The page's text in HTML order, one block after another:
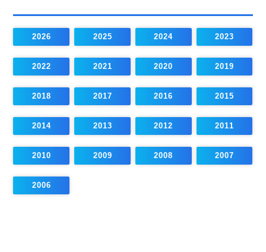
2026 2025 2024 2023
2022 2021 2020 2019
2018 2017 2016 2015
2014 2013 2012 2011
2010 2009 2008 2007
2006